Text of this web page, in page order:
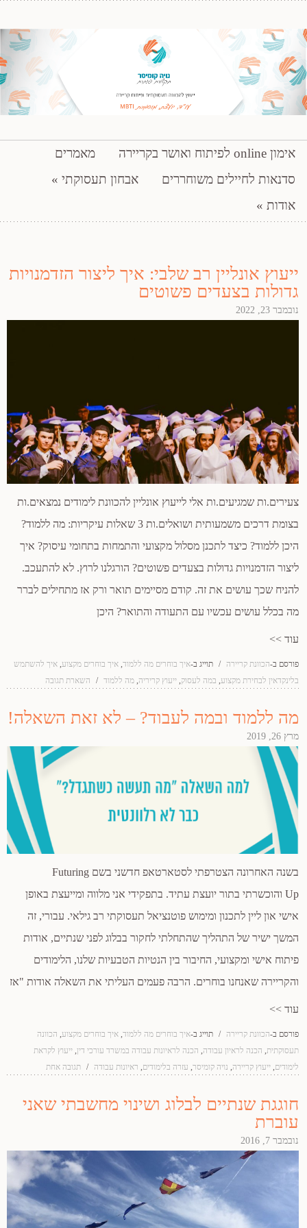
נויה קומיסר – תקשורת פותרת
דילוג לתוכן
אימון online לפיתוח ואושר בקריירה
מאמרים
סדנאות לחיילים משוחררים
אבחון תעסוקתי
אודות
ייעוץ אונליין רב שלבי: איך ליצור הזדמנויות
גדולות בצעדים פשוטים
נובמבר 23, 2022
צעירים.ות שמגיעים.ות אלי לייעוץ אונליין להכוונת לימודים נמצאים.ות
בצומת דרכים משמעותית ושואלים.ות 3 שאלות עיקריות: מה ללמוד?
היכן ללמוד? כיצד לתכנן מסלול מקצועי והתמחות בתחומי עיסוק? איך
ליצור הזדמנויות גדולות בצעדים פשוטים? הורגלנו לרוץ. לא להתעכב.
להניח שכך עושים את זה. קודם מסיימים תואר ורק אז מתחילים לברר
מה בכלל עושים עכשיו עם התעודה והתואר? היכן
עוד >>
פורסם ב-הכוונת קריירה / תוייג ב-איך בוחרים מה ללמוד, איך בוחרים מקצוע, איך להשתמש
בלינקדאין לבחירת מקצוע, במה לעסוק, ייעוץ קריריה, מה ללמוד / השארת תגובה
מה ללמוד ובמה לעבוד? – לא זאת השאלה!
מרץ 26, 2019
בשנה האחרונה הצטרפתי לסטארטאפ חדשני בשם Futuring
Up והוכשרתי בתור יועצת עתיד. בתפקידי אני מלווה ומייעצת באופן
אישי און ליין לתכנון ומימוש פוטנציאל תעסוקתי רב גילאי. עבורי, זה
המשך ישיר של התהליך שהתחלתי לחקור בבלוג לפני שנתיים, אודות
פיתוח אישי ומקצועי, החיבור בין הנטיות הטבעיות שלנו, הלימודים
והקריירה שאנחנו בוחרים. הרבה פעמים העליתי את השאלה אודות "אז
עוד >>
פורסם ב-הכוונת קריירה / תוייג ב-איך בוחרים מה ללמוד, איך בוחרים מקצוע, הכוונה
תעסוקתית, הכנה לראיון עבודה, הכנה לראיונות עבודה במשרד עורכי דין, ייעוץ לקראת
לימודים, ייעוץ קריירה, נויה קומיסר, עזרה בלימודים, ראיונות עבודה / תגובה אחת
חוגגת שנתיים לבלוג ושינוי מחשבתי שאני
עוברת
נובמבר 7, 2016